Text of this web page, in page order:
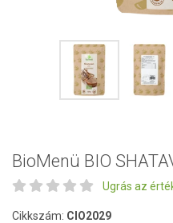
BioMenü BIO
Ugrás az
Cikkszám: CIO2029